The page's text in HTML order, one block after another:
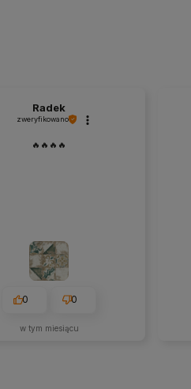
Radek
zweryfikowano
🔥🔥🔥🔥
0 0
w tym miesiącu